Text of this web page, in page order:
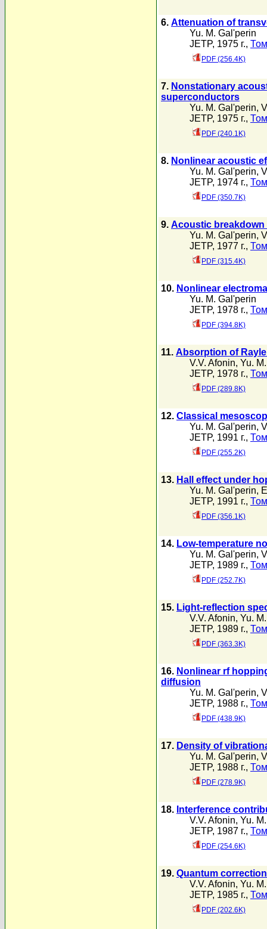
6. Attenuation of
Yu. M. Gal'perin
JETP, 1975 г.,
PDF (256.4K)
7. Nonstationary
superconductors
Yu. M. Gal'perin,
JETP, 1975 г.,
PDF (240.1K)
8. Nonlinear acoustic
Yu. M. Gal'perin,
JETP, 1974 г.,
PDF (350.7K)
9. Acoustic breakdown
Yu. M. Gal'perin,
JETP, 1977 г.,
PDF (315.4K)
10. Nonlinear
Yu. M. Gal'perin
JETP, 1978 г.,
PDF (394.8K)
11. Absorption of
V.V. Afonin, Yu.
JETP, 1978 г.,
PDF (289.8K)
12. Classical
Yu. M. Gal'perin,
JETP, 1991 г.,
PDF (255.2K)
13. Hall effect under
Yu. M. Gal'perin,
JETP, 1991 г.,
PDF (356.1K)
14. Low-temperature
Yu. M. Gal'perin,
JETP, 1989 г.,
PDF (252.7K)
15. Light-reflection
V.V. Afonin, Yu.
JETP, 1989 г.,
PDF (363.3K)
16. Nonlinear rf
diffusion
Yu. M. Gal'perin,
JETP, 1988 г.,
PDF (438.9K)
17. Density of
Yu. M. Gal'perin,
JETP, 1988 г.,
PDF (278.9K)
18. Interference
V.V. Afonin, Yu.
JETP, 1987 г.,
PDF (254.6K)
19. Quantum
V.V. Afonin, Yu.
JETP, 1985 г.,
PDF (202.6K)